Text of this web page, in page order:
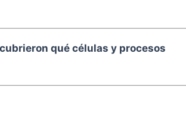
qué células y procesos